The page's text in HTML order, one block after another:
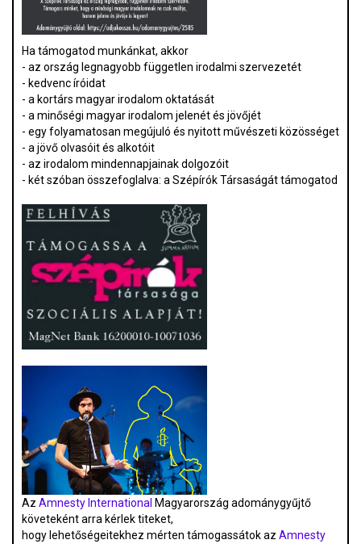
Ha támogatod munkánkat, akkor
- az ország legnagyobb független irodalmi szervezetét
- kedvenc íróidat
- a kortárs magyar irodalom oktatását
- a minőségi magyar irodalom jelenét és jövőjét
- egy folyamatosan megújuló és nyitott művészeti közösséget
- a jövő olvasóit és alkotóit
- az irodalom mindennapjainak dolgozóit
- két szóban összefoglalva: a Szépírók Társaságát támogatod
Az Amnesty International Magyarország adománygyűjtő
követeként arra kérlek titeket,
hogy lehetőségeitekhez mérten támogassátok az Amnesty